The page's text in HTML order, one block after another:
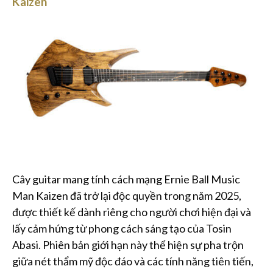
Cây guitar mang tính cách mạng Ernie Ball Music
Man Kaizen đã trở lại độc quyền trong năm 2025,
được thiết kế dành riêng cho người chơi hiện đại và
lấy cảm hứng từ phong cách sáng tạo của Tosin
Abasi. Phiên bản giới hạn này thể hiện sự pha trộn
giữa nét thẩm mỹ độc đáo và các tính năng tiên tiến,